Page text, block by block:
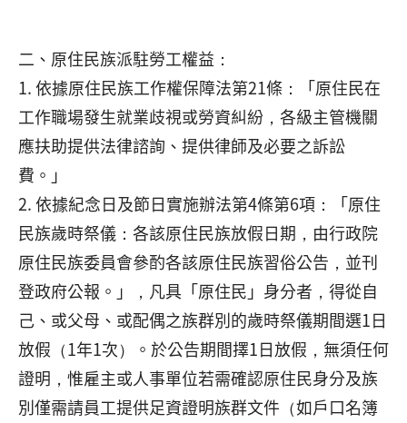
二、原住民族派駐勞工權益：
1. 依據原住民族工作權保障法第21條：「原住民在
工作職場發生就業歧視或勞資糾紛，各級主管機關
應扶助提供法律諮詢、提供律師及必要之訴訟
費。」
2. 依據紀念日及節日實施辦法第4條第6項：「原住
民族歲時祭儀：各該原住民族放假日期，由行政院
原住民族委員會參酌各該原住民族習俗公告，並刊
登政府公報。」，凡具「原住民」身分者，得從自
己、或父母、或配偶之族群別的歲時祭儀期間選1日
放假（1年1次）。於公告期間擇1日放假，無須任何
證明，惟雇主或人事單位若需確認原住民身分及族
別僅需請員工提供足資證明族群文件（如戶口名簿